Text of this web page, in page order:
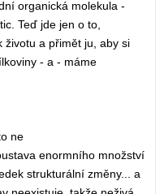
organická molekula -
Teď jde jen o to,
životu a přimět ju, aby si
- a - máme
ne
enormního množství
strukturální změny... a